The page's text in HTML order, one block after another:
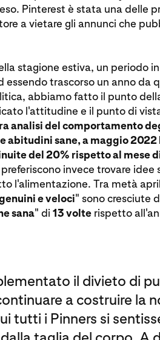
Pinterest è stata una delle
a vietare gli annunci che
stagione estiva, un periodo
essendo trascorso un anno da
abbiamo fatto il punto
l'attitudine e il punto di
analisi del comportamento
abitudini sane, a maggio
del 20% rispetto al mese
invece trovare idee
l'alimentazione. Tra metà
e veloci" sono cresciute
sana" di 13 volterispetto
il divieto di
a costruire la
tutti i Pinners si